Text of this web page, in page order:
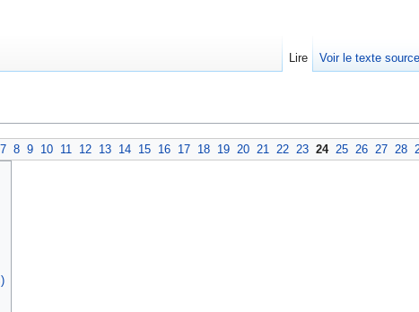
7 8 9 10 11 12 13 14 15 16 17 18 19 20 21 22 23 24 25 26 27 28
Lire Voir le texte source